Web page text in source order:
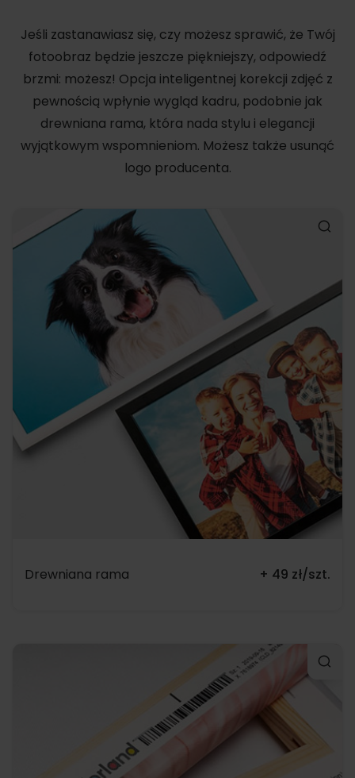
Jeśli zastanawiasz się, czy możesz sprawić, że Twój
fotoobraz będzie jeszcze piękniejszy, odpowiedź
brzmi: możesz! Opcja inteligentnej korekcji zdjęć z
pewnością wpłynie wygląd kadru, podobnie jak
drewniana rama, która nada stylu i elegancji
wyjątkowym wspomnieniom. Możesz także usunąć
logo producenta.
Drewniana rama + 49 zł/szt.